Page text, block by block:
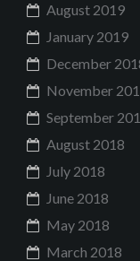
August 2019
January 2019
December
November
September
August 2018
July 2018
June 2018
May 2018
March 2018